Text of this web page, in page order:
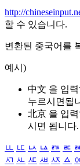
http://
할 수 있습니다.
변환된 중국어를
예시)
中文 을 입
누르시면됩
北京 을 입
시면 됩니다.
ㅥ ㅦ ㅧ ㅨ ㅩ ㅪ
ㅺ ㅻ ㅼ ㅽ ㅾ ㅿ